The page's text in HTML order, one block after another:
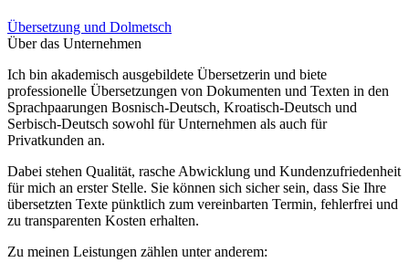
Übersetzung und Dolmetsch
Über das Unternehmen
Ich bin akademisch ausgebildete Übersetzerin und biete
professionelle Übersetzungen von Dokumenten und Texten in den
Sprachpaarungen Bosnisch-Deutsch, Kroatisch-Deutsch und
Serbisch-Deutsch sowohl für Unternehmen als auch für
Privatkunden an.
Dabei stehen Qualität, rasche Abwicklung und Kundenzufriedenheit
für mich an erster Stelle. Sie können sich sicher sein, dass Sie Ihre
übersetzten Texte pünktlich zum vereinbarten Termin, fehlerfrei und
zu transparenten Kosten erhalten.
Zu meinen Leistungen zählen unter anderem: